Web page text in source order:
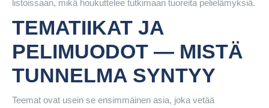
listoissaan, mikä houkuttelee tutkimaan tuoreita pelielämyksiä.
TEMATIIKAT JA
PELIMUODOT — MISTÄ
TUNNELMA SYNTYY
Teemat ovat usein se ensimmäinen asia, joka vetää